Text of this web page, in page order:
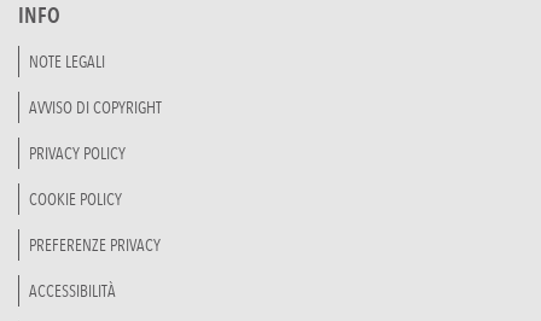
INFO
NOTE LEGALI
AVVISO DI COPYRIGHT
PRIVACY POLICY
COOKIE POLICY
PREFERENZE PRIVACY
ACCESSIBILITÀ